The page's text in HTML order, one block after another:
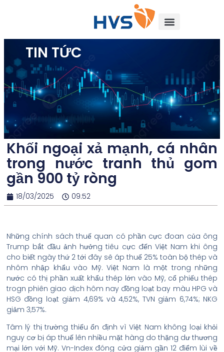
TIN TỨC
Khối ngoại xả mạnh, cá nhân
trong nước tranh thủ gom
gần 900 tỷ ròng
18/03/2025 09:52
Những chính sách thuế quan có phần cực đoan của ông
Trump bắt đầu ảnh hưởng tiêu cực đến Việt Nam khi ông
cho biết ngày thứ 2 tới đây sẽ áp thuế 25% toàn bộ thép và
nhôm nhập khẩu vào Mỹ. Việt Nam là một trong những
nước có thị phần xuất khẩu thép lớn vào Mỹ, cổ phiếu thép
trogn phiên giao dịch hôm nay đồng loạt bay màu HPG và
HSG đồng loạt giảm 4,69% và 4,52%, TVN giảm 6,74%; NKG
giảm 3,57%.
Tâm lý thị trường thiếu ổn định vì Việt Nam không loại khỏi
nguy cơ bị áp thuế lên nhiều mặt hàng do thặng dư thương
mại lớn với Mỹ. Vn-Index đóng cửa giảm gần 12 điểm lùi về